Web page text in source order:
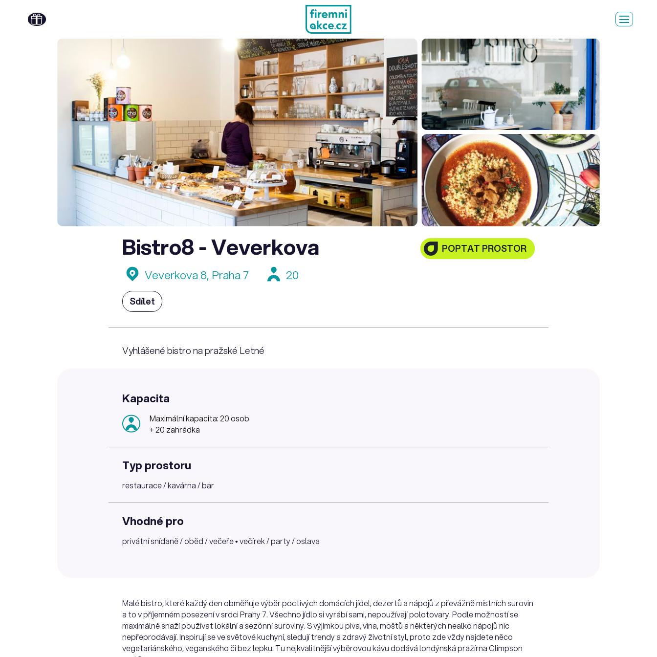
Bistro8 - Veverkova POPTAT PROSTOR
Veverkova 8, Praha 7 20
Sdílet
Vyhlášené bistro na pražské Letné
Kapacita
Maximální kapacita: 20 osob
+ 20 zahrádka
Typ prostoru
restaurace / kavárna / bar
Vhodné pro
privátní snídaně / oběd / večeře • večírek / party / oslava
Malé bistro, které každý den obměňuje výběr poctivých domácích jídel, dezertů a nápojů z převážně místních surovin
a to v příjemném posezení v srdci Prahy 7. Všechno jídlo si vyrábí sami, nepoužívají polotovary. Podle možností se
maximálně snaží používat lokální a sezónní suroviny. S výjimkou piva, vína, moštů a některých nealko nápojů nic
nepřeprodávají. Inspirují se ve světové kuchyni, sledují trendy a zdravý životní styl, proto zde vždy najdete něco
vegetariánského, veganského či bez lepku. Tu nejkvalitnější výběrovou kávu dodává londýnská pražírna Climpson